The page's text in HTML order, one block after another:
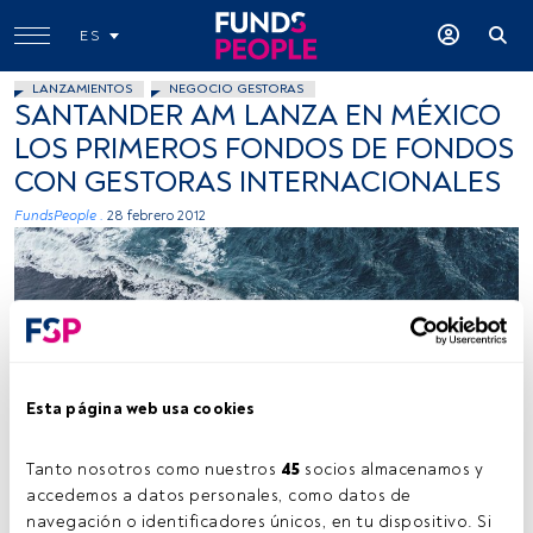
Esta página web usa cookies
Tanto nosotros como nuestros 45 socios almacenamos y
accedemos a datos personales, como datos de
navegación o identificadores únicos, en tu dispositivo. Si
ES
LANZAMIENTOS NEGOCIO GESTORAS
SANTANDER AM LANZA EN MÉXICO
LOS PRIMEROS FONDOS DE FONDOS
CON GESTORAS INTERNACIONALES
FundsPeople . 28 febrero 2012
Tiempo lectura: 2 min.